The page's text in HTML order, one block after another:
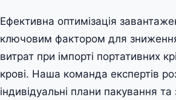
Ефективна оптимізація
ключовим фактором для
витрат при імпорті портативних
крові. Наша команда експертів
індивідуальні плани пакування